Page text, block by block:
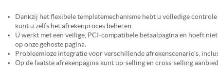
Dankzij het flexibele templatemechanisme hebt u volledige
kunt u zelfs het afrekenproces beheren.
U werkt met een veilige, PCI-compatibele betaalpagina en hoeft
op onze gehoste pagina.
Probleemloze integratie voor verschillende afrekenscenario's,
Op de laatste afrekenpagina kunt up-selling en cross-selling